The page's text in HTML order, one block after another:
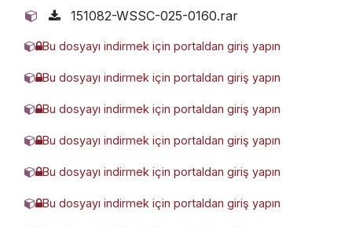
151082-WSSC-025-0160.rar
Bu dosyayı indirmek için portaldan giriş yapın
2258813-WSSC-025-0025.rar
Bu dosyayı indirmek için portaldan giriş yapın
2520333-WSSC-025-0010.rar
Bu dosyayı indirmek için portaldan giriş yapın
2899024-WSSC-025-0200.rar
Bu dosyayı indirmek için portaldan giriş yapın
4213468-WSSC-025-0100.rar
Bu dosyayı indirmek için portaldan giriş yapın
5146479-WSSC-025-0125.rar
Bu dosyayı indirmek için portaldan giriş yapın
7126524-WSSC-025-0050.rar